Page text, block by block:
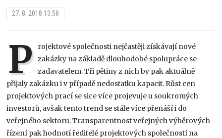
27. 8. 2018 13:58
P rojektové společnosti nejčastěji získávají nové
zakázky na základě dlouhodobé spolupráce se
zadavatelem. Tři pětiny z nich by pak aktuálně
přijaly zakázku i v případě nedostatku kapacit. Růst cen
projektových prací se sice více projevuje u soukromých
investorů, avšak tento trend se stále více přenáší i do
veřejného sektoru. Transparentnost veřejných výběrových
řízení pak hodnotí ředitelé projektových společností na